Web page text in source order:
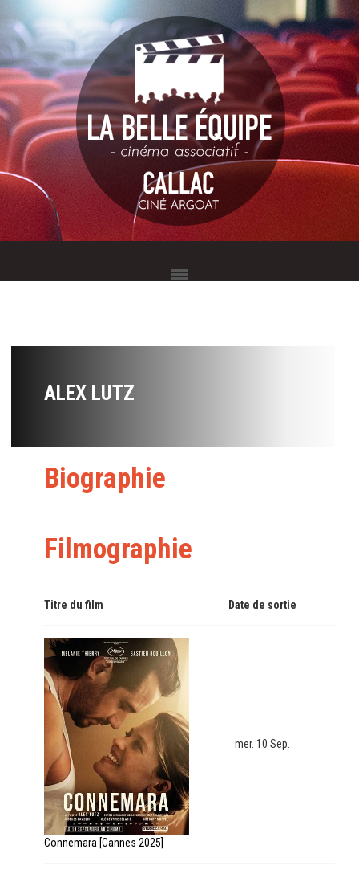
ALEX LUTZ
Biographie
Filmographie
Titre du film Date de sortie
Connemara [Cannes 2025]
mer. 10 Sep.